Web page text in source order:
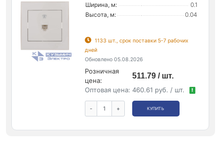
Ширина, м:
0.1
Высота, м:
0.04
1133 шт., срок поставки 5-7 рабочих
дней
Обновлено 05.08.2026
Розничная
цена:
511.79 / шт.
Оптовая цена: 460.61 руб. / шт. !
- + КУПИТЬ